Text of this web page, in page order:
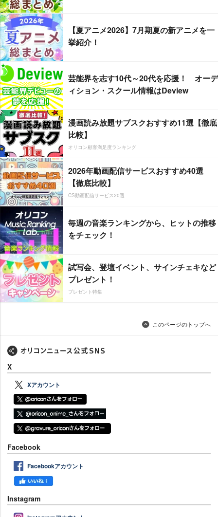
【夏アニメ2026】7月期夏の新アニメを一
挙紹介！
芸能界を志す10代～20代を応援！ オーデ
ィション・スクール情報はDeview
漫画読み放題サブスクおすすめ11選【徹底
比較】
オリコン顧客満足度ランキング
2026年動画配信サービスおすすめ40選
【徹底比較】
CS動画配信サービス20選
毎週の音楽ランキングから、ヒットの推移
をチェック！
試写会、登壇イベント、サインチェキなど
プレゼント！
プレゼント特集
このページのトップへ
X
Xアカウント
Facebook
Facebookアカウント
Instagram